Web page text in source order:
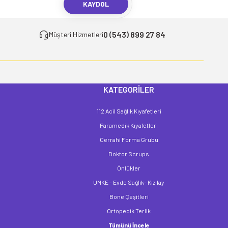
KAYDOL
Müşteri Hizmetleri0 (543) 899 27 84
KATEGORİLER
112 Acil Sağlık Kıyafetleri
Paramedik Kıyafetleri
Cerrahi Forma Grubu
Doktor Scrups
Önlükler
UMKE - Evde Sağlık- Kızılay
Bone Çeşitleri
Ortopedik Terlik
Tümünü İncele